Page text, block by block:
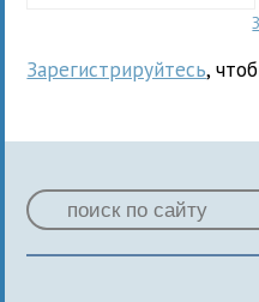
Зарегистрируйтесь,